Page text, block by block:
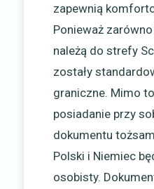
zapewnią
Ponieważ
należą do strefy
zostały
graniczne. Mimo
posiadanie przy
dokumentu
Polski i Niemiec
osobisty.